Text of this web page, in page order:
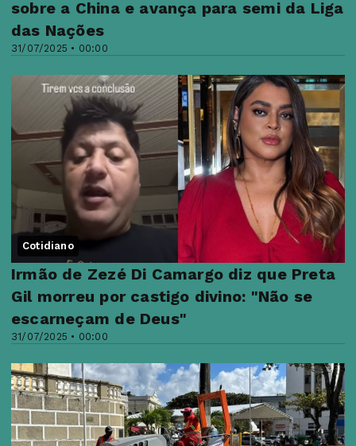
31/07/2025 • 00:00
sobre a China e avança para semi da Liga
das Nações
Cotidiano
31/07/2025 • 00:00
Irmão de Zezé Di Camargo diz que Preta
Gil morreu por castigo divino: "Não se
escarneçam de Deus"